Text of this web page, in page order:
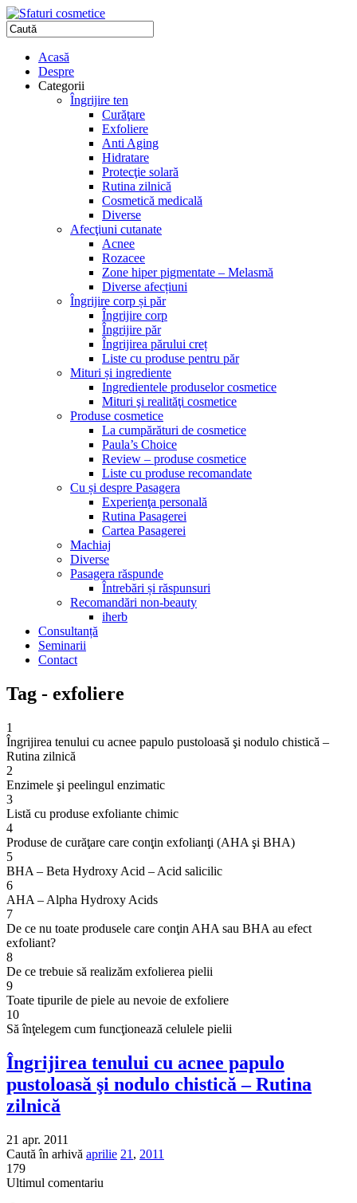
Acasă
Despre
Categorii
Îngrijire ten
Curăţare
Exfoliere
Anti Aging
Hidratare
Protecţie solară
Rutina zilnică
Cosmetică medicală
Diverse
Afecţiuni cutanate
Acnee
Rozacee
Zone hiper pigmentate – Melasmă
Diverse afecțiuni
Îngrijire corp și păr
Îngrijire corp
Îngrijire păr
Îngrijirea părului creț
Liste cu produse pentru păr
Mituri și ingrediente
Ingredientele produselor cosmetice
Mituri şi realităţi cosmetice
Produse cosmetice
La cumpărături de cosmetice
Paula’s Choice
Review – produse cosmetice
Liste cu produse recomandate
Cu și despre Pasagera
Experienţa personală
Rutina Pasagerei
Cartea Pasagerei
Machiaj
Diverse
Pasagera răspunde
Întrebări și răspunsuri
Recomandări non-beauty
iherb
Consultanță
Seminarii
Contact
Tag - exfoliere
1
Îngrijirea tenului cu acnee papulo pustoloasă şi nodulo chistică –
Rutina zilnică
2
Enzimele şi peelingul enzimatic
3
Listă cu produse exfoliante chimic
4
Produse de curăţare care conţin exfolianţi (AHA şi BHA)
5
BHA – Beta Hydroxy Acid – Acid salicilic
6
AHA – Alpha Hydroxy Acids
7
De ce nu toate produsele care conţin AHA sau BHA au efect
exfoliant?
8
De ce trebuie să realizăm exfolierea pielii
9
Toate tipurile de piele au nevoie de exfoliere
10
Să înţelegem cum funcţionează celulele pielii
Îngrijirea tenului cu acnee papulo
pustoloasă şi nodulo chistică – Rutina
zilnică
21 apr. 2011
Caută în arhivă aprilie 21 , 2011
179
Ultimul comentariu